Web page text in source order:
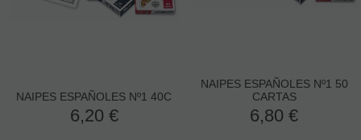
NAIPES ESPAÑOLES Nº1 40C
6,20 €
NAIPES ESPAÑOLES Nº1 50
CARTAS
6,80 €